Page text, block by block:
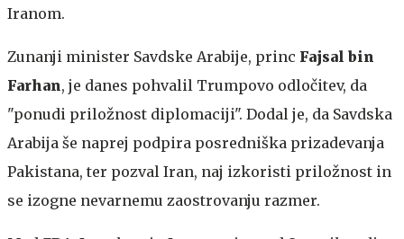
Iranom.
Zunanji minister Savdske Arabije, princ Fajsal bin
Farhan, je danes pohvalil Trumpovo odločitev, da
"ponudi priložnost diplomaciji". Dodal je, da Savdska
Arabija še naprej podpira posredniška prizadevanja
Pakistana, ter pozval Iran, naj izkoristi priložnost in
se izogne nevarnemu zaostrovanju razmer.